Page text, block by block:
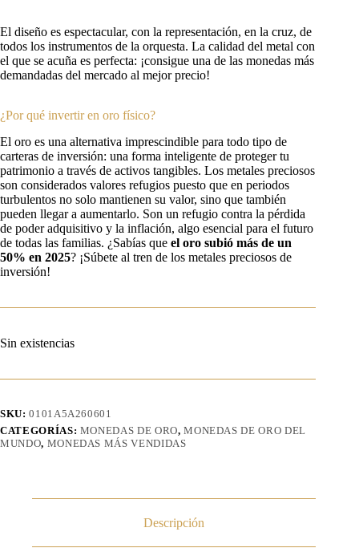
El diseño es espectacular, con la representación, en la cruz, de
todos los instrumentos de la orquesta. La calidad del metal con
el que se acuña es perfecta: ¡consigue una de las monedas más
demandadas del mercado al mejor precio!
¿Por qué invertir en oro físico?
El oro es una alternativa imprescindible para todo tipo de
carteras de inversión: una forma inteligente de proteger tu
patrimonio a través de activos tangibles. Los metales preciosos
son considerados valores refugios puesto que en periodos
turbulentos no solo mantienen su valor, sino que también
pueden llegar a aumentarlo. Son un refugio contra la pérdida
de poder adquisitivo y la inflación, algo esencial para el futuro
de todas las familias. ¿Sabías que el oro subió más de un
50% en 2025? ¡Súbete al tren de los metales preciosos de
inversión!
Sin existencias
SKU:0101A5A260601
CATEGORÍAS: MONEDAS DE ORO,MONEDAS DE ORO DEL
MUNDO, MONEDAS MÁS VENDIDAS
Descripción